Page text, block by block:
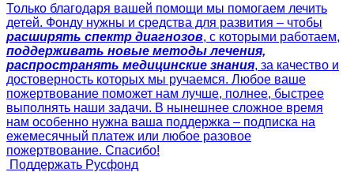
Только благодаря вашей помощи мы помогаем лечить
детей. Фонду нужны и средства для развития – чтобы
расширять спектр диагнозов, с которыми работаем,
поддерживать новые методы лечения,
распространять медицинские знания, за качество и
достоверность которых мы ручаемся. Любое ваше
пожертвование поможет нам лучше, полнее, быстрее
выполнять наши задачи. В нынешнее сложное время
нам особенно нужна ваша поддержка – подписка на
ежемесячный платеж или любое разовое
пожертвование. Спасибо!
Поддержать Русфонд